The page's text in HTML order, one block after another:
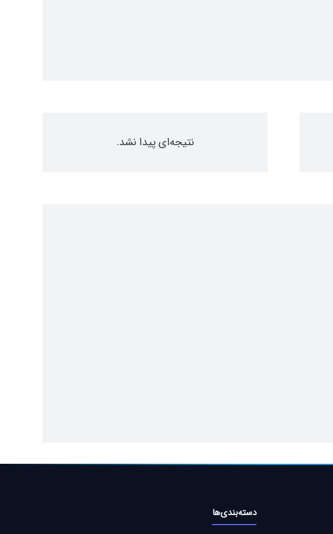
نتیجه‌ای پیدا نشد.
دسته‌بندی‌ها